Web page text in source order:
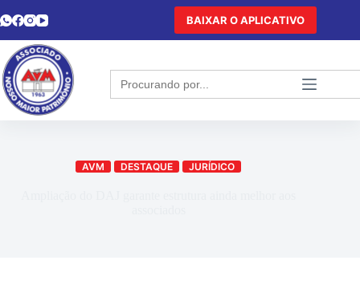
BAIXAR O APLICATIVO
Search
for:
AVM DESTAQUE JURÍDICO